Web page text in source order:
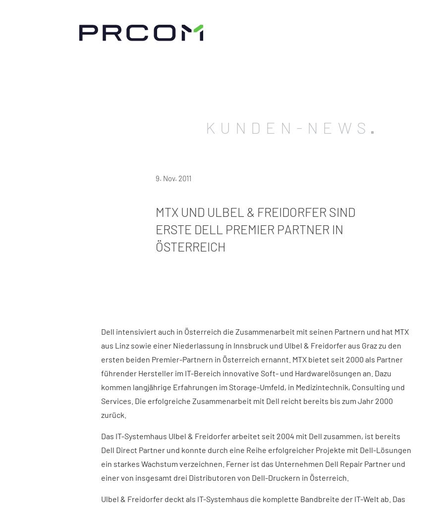
KUNDEN-NEWS
9. Nov. 2011
MTX UND ULBEL & FREIDORFER SIND
ERSTE DELL PREMIER PARTNER IN
ÖSTERREICH
Dell intensiviert auch in Österreich die Zusammenarbeit mit seinen Partnern und hat MTX
aus Linz sowie einer Niederlassung in Innsbruck und Ulbel & Freidorfer aus Graz zu den
ersten beiden Premier-Partnern in Österreich ernannt. MTX bietet seit 2000 als Partner
führender Hersteller im IT-Bereich innovative Soft- und Hardwarelösungen an. Dazu
kommen langjährige Erfahrungen im Storage-Umfeld, in Medizintechnik, Consulting und
Services. Die erfolgreiche Zusammenarbeit mit Dell reicht bereits bis zum Jahr 2000
zurück.
Das IT-Systemhaus Ulbel & Freidorfer arbeitet seit 2004 mit Dell zusammen, ist bereits
Dell Direct Partner und konnte durch eine Reihe erfolgreicher Projekte mit Dell-Lösungen
ein starkes Wachstum verzeichnen. Ferner ist das Unternehmen Dell Repair Partner und
einer von insgesamt drei Distributoren von Dell-Druckern in Österreich.
Ulbel & Freidorfer deckt als IT-Systemhaus die komplette Bandbreite der IT-Welt ab. Das